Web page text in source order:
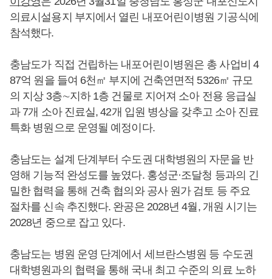
의료시설용지 부지에서 열린 내포어린이병원 기공식에
참석했다.
충남도가 직접 건립하는 내포어린이병원은 총 사업비 4
87억 원을 들여 6천㎡ 부지에 건축연면적 5326㎡ 규모
의 지상 3층∼지하 1층 건물로 지어져 소아 전용 응급실
과 7개 소아 진료실, 42개 입원 병상을 갖추고 소아 진료
특화 병원으로 운영될 예정이다.
충남도는 설계 단계부터 수도권 대학병원의 자문을 반
영해 기능적 완성도를 높였다. 홍성군·조달청 등과의 긴
밀한 협력을 통해 건축 협의와 공사 원가 검토 등 주요
절차를 신속 추진했다. 완공은 2028년 4월, 개원 시기는
2028년 중으로 잡고 있다.
충남도는 병원 운영 단계에서 세브란스병원 등 수도권
대학병원과의 협력을 통해 국내 최고 수준의 의료 노하